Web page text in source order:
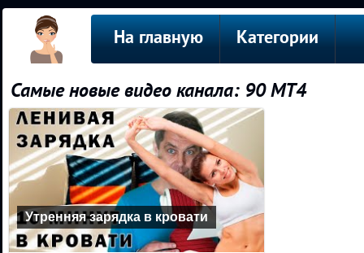
На главную Категории
Самые новые видео канала: 90 MT4
Утренняя зарядка в кровати